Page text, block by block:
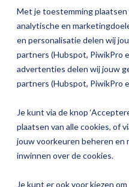
reader,
press
"Ctrl
This
shortcut
activates
reader
help
navigate
interact
Met je toestemming plaatsen
analytische en
en personalisatie delen wij
partners (Hubspot, PiwikPro
advertenties delen wij jouw
partners (Hubspot, PiwikPro
Je kunt via de knop
plaatsen van alle cookies, of
jouw voorkeuren beheren en
inwinnen over de cookies.
Je kunt er ook voor kiezen
& verzuim
Magister Inzicht
Magister Kluisjes
Leerlingen
Ouders
Applicatiebeheer
Overstappen
Gebruikerspanel
Media & Pers
03
10:00